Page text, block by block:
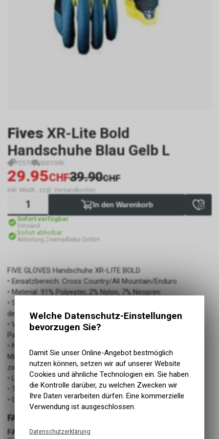
Fives XR-Lite Bold
Handschuhe Blau Gelb L
P2579 5001596
29.95CHF39.90CHF
inkl. MwSt., zzgl. Versandkosten
In den Warenkorb
Sofort verfügbar
Versand
Sofort abholbar
Abholung Zweiradliebe GmbH
FIVE GLOVES Handschuhe XR-LITE BOLD
• Einsatzbereich: Cross Country/All Mountain/Enduro
• Material: 91% Polyester, 2% Nylon, 7% Neopren
• Silikonprint auf Fingern und Daumen für optimalen Halt auf
den Bedienelementen
• Verschluss: ohne Schlaufe, Stretch-Neopren ohne
Paspeln oder Nähte, An-/Ausziehhilfe Pull and Ride
• Neue vorgeformte FIVErgo-Fit-Konstruktion mit 2.2 Mesh-
Mikro-Textil
zwischen den Fingern
• Logos: sublimiert + Silikonprints
• Touchscreen-kompatibel
• Gewicht: ca. 36 g (pro Paar bei Größe M)
FARBE
FARBE
Welche Datenschutz-Einstellungen
bevorzugen Sie?
Damit Sie unser Online-Angebot bestmöglich
nutzen können, setzen wir auf unserer Website
Cookies und ähnliche Technologien ein. Sie haben
die Kontrolle darüber, zu welchen Zwecken wir
Ihre Daten verarbeiten dürfen. Eine kommerzielle
Verwendung ist ausgeschlossen.
Datenschutzerklärung